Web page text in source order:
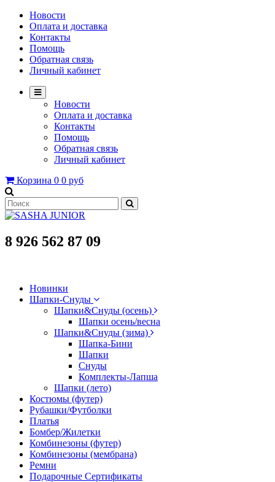
Новости
Оплата и доставка
Контакты
Помощь
Обратная связь
Личный кабинет
Новости
Оплата и доставка
Контакты
Помощь
Обратная связь
Личный кабинет
Корзина 0 0 руб
8 926 562 87 09
Новинки
Шапки-Снуды
Шапки&Cнуды (осень)
Шапки осень/весна
Шапки&Cнуды (зима)
Шапка-Бини
Шапки
Снуды
Комплекты-Лапша
Шапки (лето)
Костюмы (футер)
Рубашки/Футболки
Платья
Бомбер/Жилетки
Комбинезоны (футер)
Комбинезоны (мембрана)
Ремни
Подарочные Сертификаты